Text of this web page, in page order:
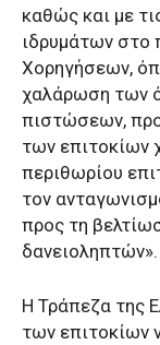
καθώς και με
ιδρυμάτων στο
Χορηγήσεων,
χαλάρωση των
πιστώσεων,
των επιτοκίων
περιθωρίου
τον
προς τη
δανειοληπτών».
Η Τράπεζα της
των επιτοκίων